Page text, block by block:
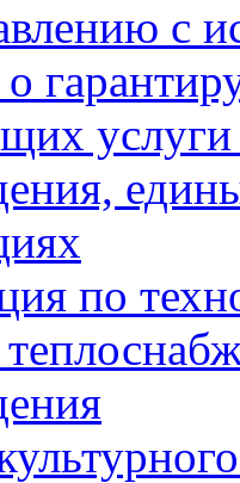
с
по